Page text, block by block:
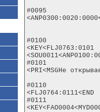
#0095
#0100
<KEY<FLJ0763:0101
#0101
<PRI<MSGНе
#0110
<FLJ0764:0111<END
#0111